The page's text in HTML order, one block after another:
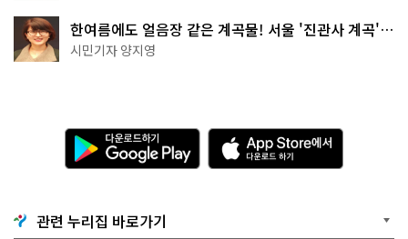
한여름에도 얼음장 같은 계곡물! 서울 '진관사 계곡'이
천국이네~
시민기자 양지영
다
운
로
기
G
A
p
p
관련 누리집 바로가기